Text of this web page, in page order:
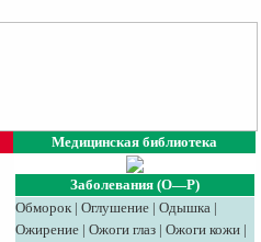
Медицинская библиотека
Заболевания (О—Р)
Обморок | Оглушение | Одышка |
Ожирение | Ожоги глаз | Ожоги кожи |